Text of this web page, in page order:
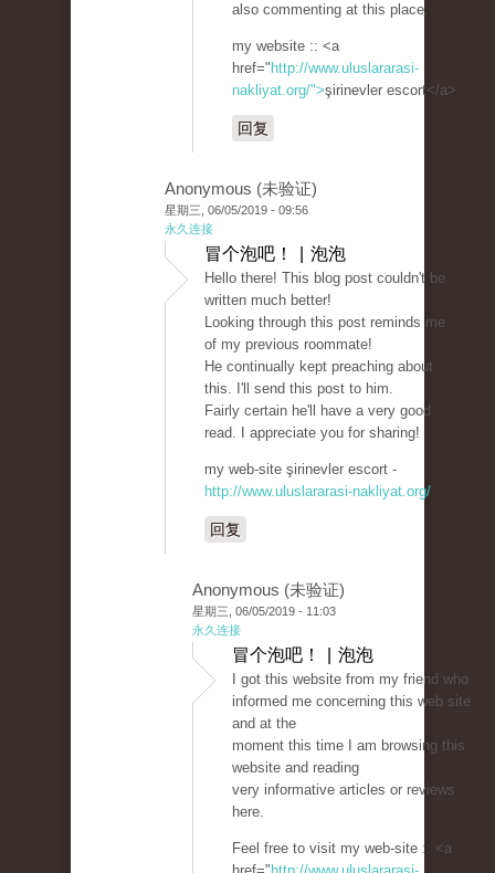
also commenting at this place.
my website :: <a
href=" http://www.uluslararasi-
nakliyat.org/">şirinevler escort</a>
回复
Anonymous (未验证)
星期三, 06/05/2019 - 09:56
永久连接
冒个泡吧！ | 泡泡
Hello there! This blog post couldn't be
written much better!
Looking through this post reminds me
of my previous roommate!
He continually kept preaching about
this. I'll send this post to him.
Fairly certain he'll have a very good
read. I appreciate you for sharing!
my web-site şirinevler escort -
http://www.uluslararasi-nakliyat.org/
回复
Anonymous (未验证)
星期三, 06/05/2019 - 11:03
永久连接
冒个泡吧！ | 泡泡
I got this website from my friend who
informed me concerning this web site
and at the
moment this time I am browsing this
website and reading
very informative articles or reviews
here.
Feel free to visit my web-site :: <a